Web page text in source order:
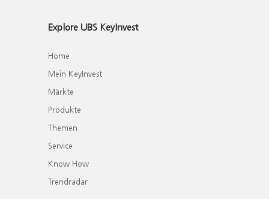
Explore UBS KeyInvest
Home
Mein KeyInvest
Märkte
Produkte
Themen
Service
Know How
Trendradar